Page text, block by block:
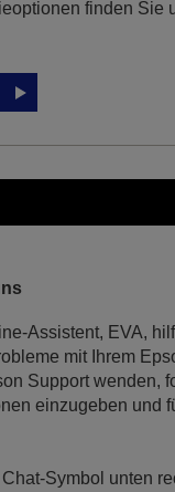
finden Sie
Assistent, EVA,
mit Ihrem
Support wenden,
einzugeben und
Symbol unten